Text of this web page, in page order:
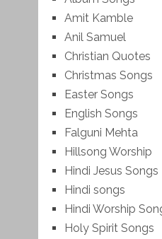
Amit Kamble
Anil Samuel
Christian Quotes
Christmas Songs
Easter Songs
English Songs
Falguni Mehta
Hillsong Worship
Hindi Jesus Songs
Hindi songs
Hindi Worship
Holy Spirit Songs